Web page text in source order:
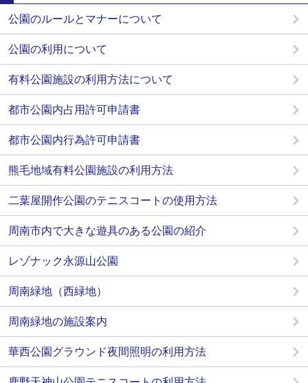
公園のルールとマナーについて
公園の利用について
有料公園施設の利用方法について
都市公園内占用許可申請書
都市公園内行為許可申請書
熊毛地域有料公園施設の利用方法
二葉屋開作公園のテニスコートの使用方法
周南市内で大きな遊具のある公園の紹介
レゾナック永源山公園
周南緑地（西緑地）
周南緑地の施設案内
華西公園グラウンド夜間照明の利用方法